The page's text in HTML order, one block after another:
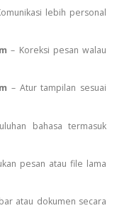
lebih personal
– Koreksi pesan walau
– Atur tampilan sesuai
bahasa termasuk
pesan atau file lama
atau dokumen secara